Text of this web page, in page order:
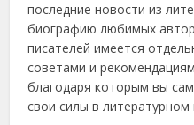
последние новости из
биографию любимых
писателей имеется
советами и
благодаря которым вы
свои силы в литературном